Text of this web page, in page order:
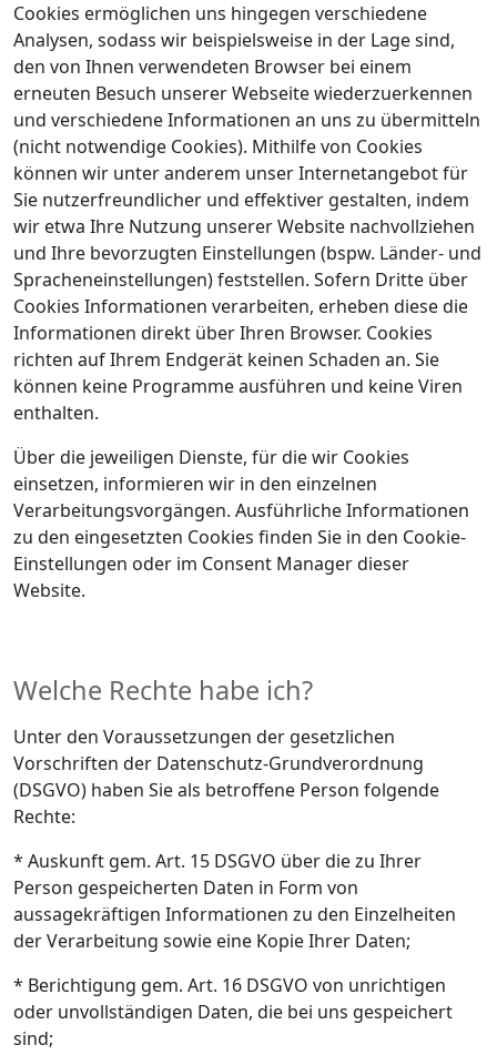
Cookies ermöglichen uns hingegen verschiedene
Analysen, sodass wir beispielsweise in der Lage sind,
den von Ihnen verwendeten Browser bei einem
erneuten Besuch unserer Webseite wiederzuerkennen
und verschiedene Informationen an uns zu übermitteln
(nicht notwendige Cookies). Mithilfe von Cookies
können wir unter anderem unser Internetangebot für
Sie nutzerfreundlicher und effektiver gestalten, indem
wir etwa Ihre Nutzung unserer Website nachvollziehen
und Ihre bevorzugten Einstellungen (bspw. Länder- und
Spracheneinstellungen) feststellen. Sofern Dritte über
Cookies Informationen verarbeiten, erheben diese die
Informationen direkt über Ihren Browser. Cookies
richten auf Ihrem Endgerät keinen Schaden an. Sie
können keine Programme ausführen und keine Viren
enthalten.
Über die jeweiligen Dienste, für die wir Cookies
einsetzen, informieren wir in den einzelnen
Verarbeitungsvorgängen. Ausführliche Informationen
zu den eingesetzten Cookies finden Sie in den Cookie-
Einstellungen oder im Consent Manager dieser
Website.
Welche Rechte habe ich?
Unter den Voraussetzungen der gesetzlichen
Vorschriften der Datenschutz-Grundverordnung
(DSGVO) haben Sie als betroffene Person folgende
Rechte:
* Auskunft gem. Art. 15 DSGVO über die zu Ihrer
Person gespeicherten Daten in Form von
aussagekräftigen Informationen zu den Einzelheiten
der Verarbeitung sowie eine Kopie Ihrer Daten;
* Berichtigung gem. Art. 16 DSGVO von unrichtigen
oder unvollständigen Daten, die bei uns gespeichert
sind;